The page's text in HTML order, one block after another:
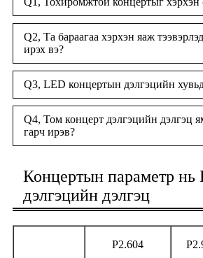
Q2, Та бараагаа хэрхэн яаж
ирэх вэ?
Q3, LED концертын дэлгэцийн
Q4, Том концерт дэлгэцийн дэлгэц
гарч ирэв?
Концертын параметр нь
дэлгэцийн дэлгэц
P2.604